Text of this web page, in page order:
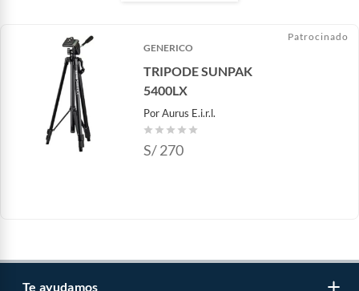
GENERICO
TRIPODE SUNPAK
5400LX
PorAurus E.i.r.l.
S/270
Patrocinado
Te ayudamos